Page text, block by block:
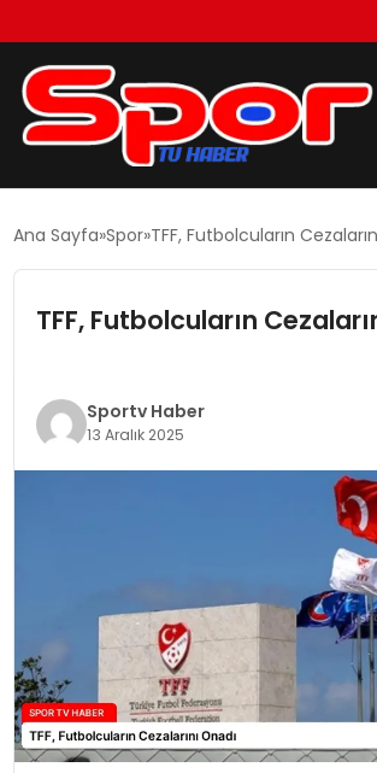
SIYASET
TEKNOLOJI
SPOR
YAŞAM
Ana Sayfa Spor TFF, Futbolcuların
TFF, Futbolcuların
Sportv Haber
13 Aralık 2025